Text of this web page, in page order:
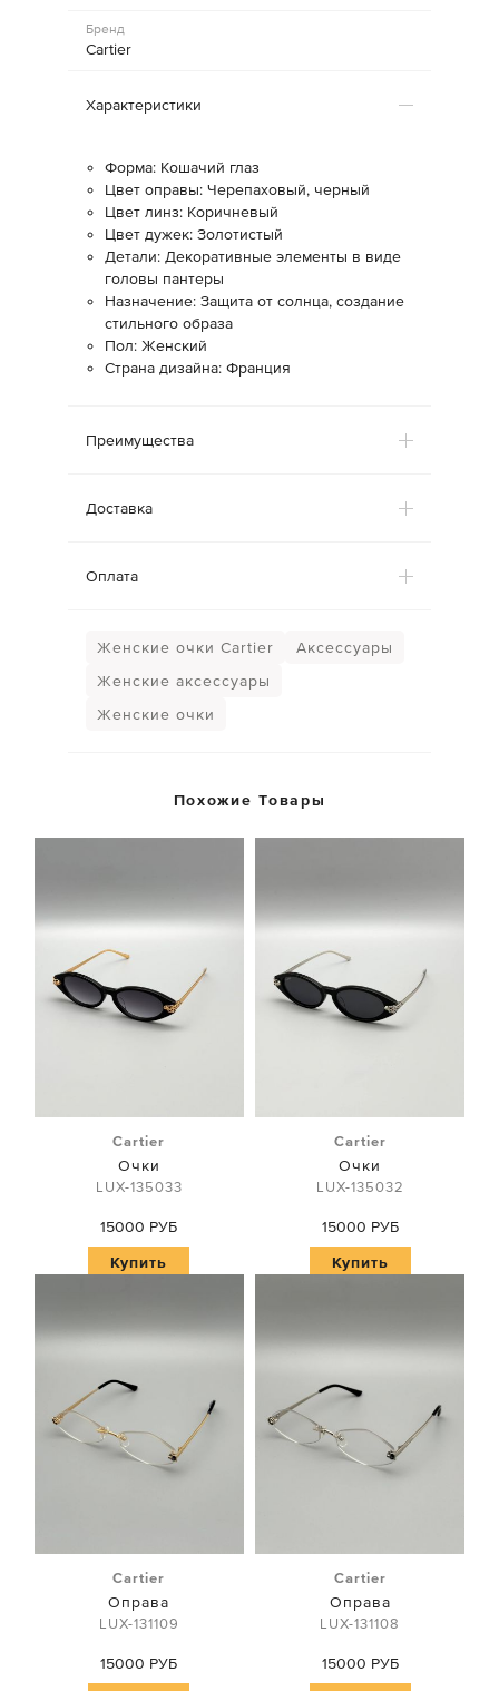
Бренд
Cartier
Характеристики
Форма: Кошачий глаз
Цвет оправы: Черепаховый, черный
Цвет линз: Коричневый
Цвет дужек: Золотистый
Детали: Декоративные элементы в виде
головы пантеры
Назначение: Защита от солнца, создание
стильного образа
Пол: Женский
Страна дизайна: Франция
Преимущества
Доставка
Оплата
Женские очки Cartier
Аксессуары
Женские аксессуары
Женские очки
Похожие Товары
Cartier
Очки
LUX-135033
15000 РУБ
Купить
Cartier
Очки
LUX-135032
15000 РУБ
Купить
Cartier
Оправа
LUX-131109
15000 РУБ
Cartier
Оправа
LUX-131108
15000 РУБ